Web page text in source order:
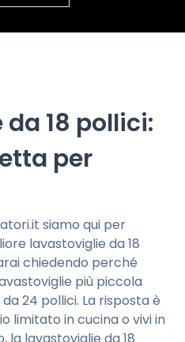
18 pollici:
per
siamo qui per
lavastoviglie da 18
chiedendo perché
più piccola
24 pollici. La risposta è
limitato in cucina o vivi in
lavastoviglie da 18